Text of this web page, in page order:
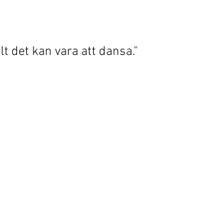
det kan vara att dansa."